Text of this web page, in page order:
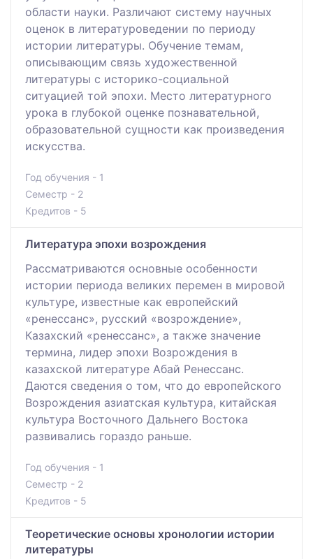
области науки. Различают систему научных
оценок в литературоведении по периоду
истории литературы. Обучение темам,
описывающим связь художественной
литературы с историко-социальной
ситуацией той эпохи. Место литературного
урока в глубокой оценке познавательной,
образовательной сущности как произведения
искусства.
Год обучения - 1
Семестр - 2
Кредитов - 5
Литература эпохи возрождения
Рассматриваются основные особенности
истории периода великих перемен в мировой
культуре, известные как европейский
«ренессанс», русский «возрождение»,
Казахский «ренессанс», а также значение
термина, лидер эпохи Возрождения в
казахской литературе Абай Ренессанс.
Даются сведения о том, что до европейского
Возрождения азиатская культура, китайская
культура Восточного Дальнего Востока
развивались гораздо раньше.
Год обучения - 1
Семестр - 2
Кредитов - 5
Теоретические основы хронологии истории
литературы